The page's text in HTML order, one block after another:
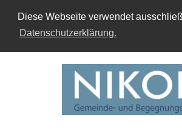
Diese Webseite verwendet
Datenschutzerklärung.